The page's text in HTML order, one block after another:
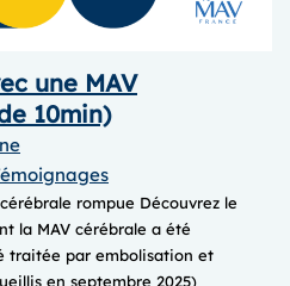
une MAV
10min)
rompue Découvrez le
la MAV cérébrale a été
traitée par embolisation et
en septembre 2025)